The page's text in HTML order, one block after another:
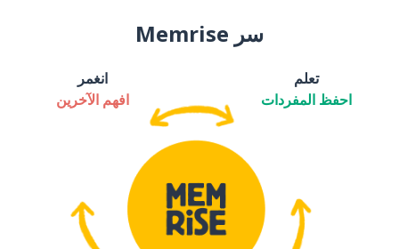
سر Memrise
تعلم
احفظ المفردات
انغمر
افهم الآخرين